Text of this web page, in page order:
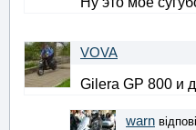
VOVA
Gilera GP 800 и
warn